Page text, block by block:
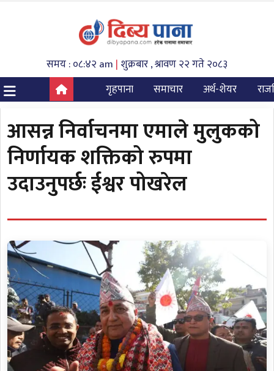
समय : ०८:४२ am | शुक्रबार , श्रावण २२ गते २०८३
गृहपाना
समाचार अर्थ-शेयर
आसन्न निर्वाचनमा एमाले मुलुकको
निर्णायक शक्तिको रुपमा
उदाउनुपर्छः ईश्वर पोखरेल